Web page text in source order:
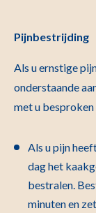
Pijnbestrijding
Als u ernstige
onderstaande
met u
Als u pijn
dag het
bestralen.
minuten en